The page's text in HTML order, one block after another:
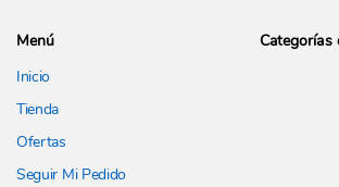
Menú
Inicio
Tienda
Ofertas
Seguir Mi Pedido
Categorías